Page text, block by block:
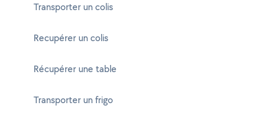
Transporter un colis
Recupérer un colis
Récupérer une table
Transporter un frigo